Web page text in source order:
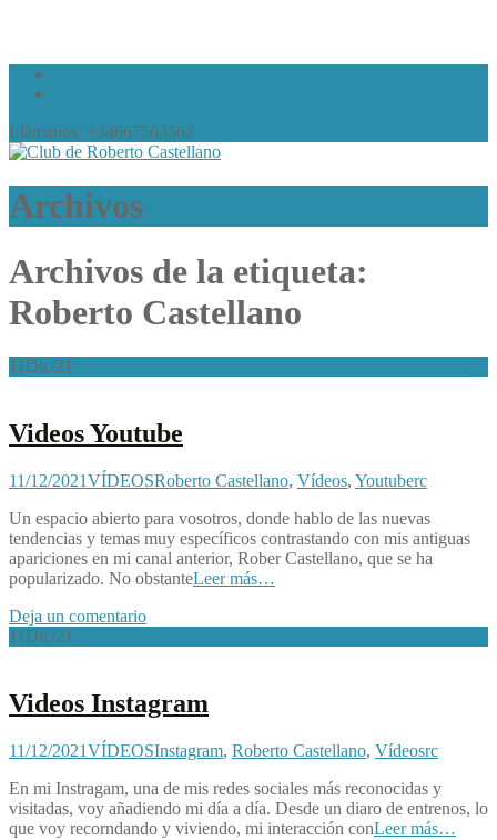
Llámanos: +34667503562
Archivos
Archivos de la etiqueta:
Roberto Castellano
11 Dic/21
Videos Youtube
11/12/2021VÍDEOSRoberto Castellano, Vídeos, Youtuberc
Un espacio abierto para vosotros, donde hablo de las nuevas
tendencias y temas muy específicos contrastando con mis antiguas
apariciones en mi canal anterior, Rober Castellano, que se ha
popularizado. No obstanteLeer más…
Deja un comentario
11 Dic/21
Videos Instagram
11/12/2021VÍDEOSInstagram, Roberto Castellano, Vídeosrc
En mi Instragam, una de mis redes sociales más reconocidas y
visitadas, voy añadiendo mi día a día. Desde un diaro de entrenos, lo
que voy recorndando y viviendo, mi interacción conLeer más…